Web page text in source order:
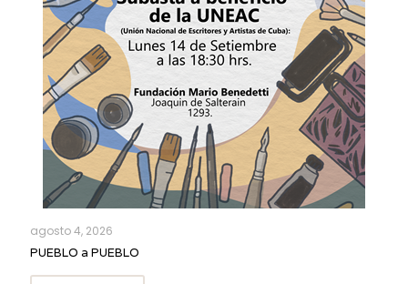
agosto 4, 2026
PUEBLO a PUEBLO